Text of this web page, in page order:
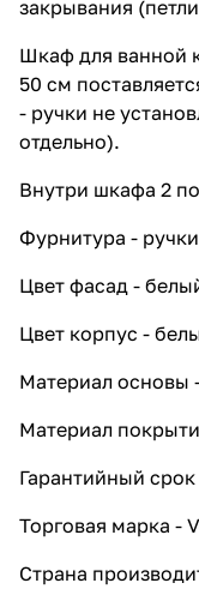
Тумба
белая
24 941 ₽ x
Тумба
Тумба
Como 40,
7 350 ₽ x 1
Тумба
ручка
7 350 ₽ x
Тумба
ручка
Como 40,
Пенал
закрывания
Шкаф для ванной
50 см
- ручки не
отдельно).
Внутри шкафа 2
Фурнитура -
Цвет фасад -
Цвет корпус -
Материал
Материал
Гарантийный срок
Торговая марка -
Страна